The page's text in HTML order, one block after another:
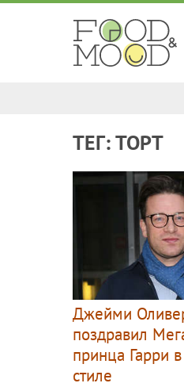
ТЕГ: ТОРТ
Джейми
поздравил
принца Гарри
стиле